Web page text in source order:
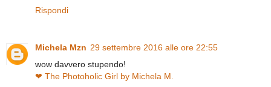
Rispondi
Michela Mzn 29 settembre 2016 alle ore 22:55
wow davvero stupendo!
❤ The Photoholic Girl by Michela M.